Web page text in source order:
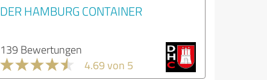
DER HAMBURG CONTAINER
139 Bewertungen
4.69 von 5